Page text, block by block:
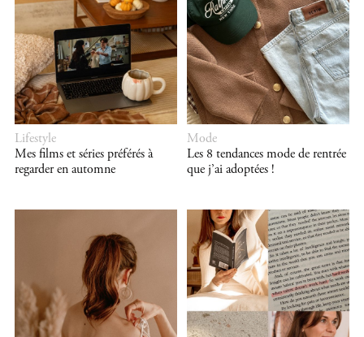
Lifestyle
Mes films et séries préférés à
regarder en automne
Mode
Les 8 tendances mode de rentrée
que j’ai adoptées !